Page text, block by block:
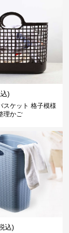
)
スケット 格子模様
理かご
込)